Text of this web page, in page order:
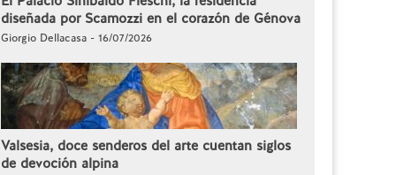
diseñada por Scamozzi en el corazón de Génova
Giorgio Dellacasa - 16/07/2026
Valsesia, doce senderos del arte cuentan siglos
de devoción alpina